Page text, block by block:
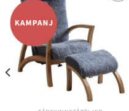
önskelistan